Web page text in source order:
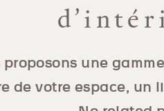
proposons une
de votre espace, un